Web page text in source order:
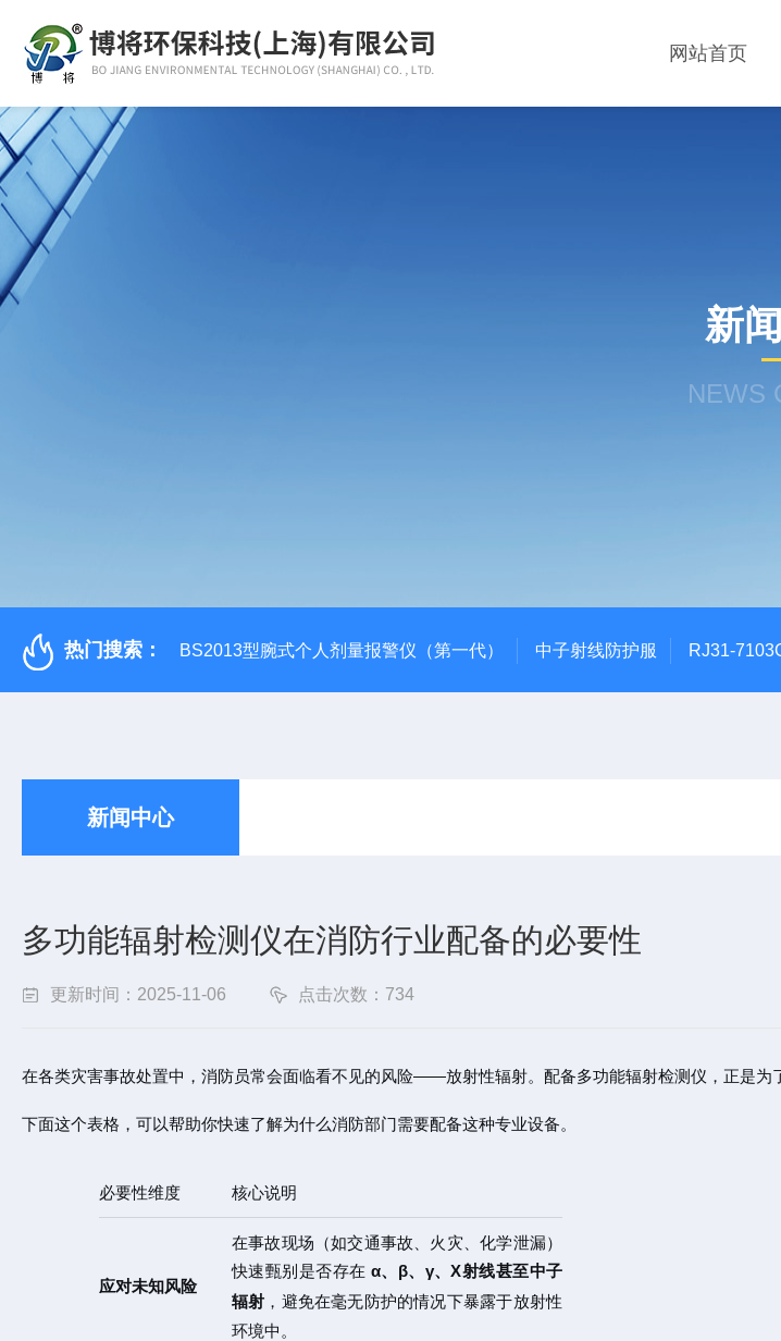
网站首页
新
NEWS
热门搜索： BS2013型腕式个人剂量报警仪（第一代） 中子射线防护服 RJ31-
新闻中心
多功能辐射检测仪在消防行业配备的必要性
更新时间：2025-11-06 点击次数：734
在各类灾害事故处置中，消防员常会面临看不见的风险——放射性辐射。配备多功能辐射检测仪，正是为
下面这个表格，可以帮助你快速了解为什么消防部门需要配备这种专业设备。
必要性维度 核心说明
应对未知风险
在事故现场（如交通事故、火灾、化学泄漏）
快速甄别是否存在 α、β、γ、X射线甚至中子
辐射 ，避免在毫无防护的情况下暴露于放射性
环境中。